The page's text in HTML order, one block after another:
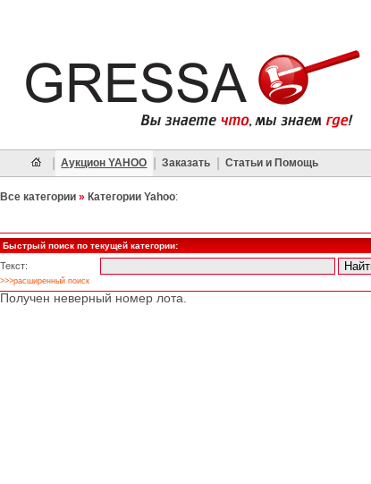
Аукцион YAHOO Заказать Статьи и Помощь
Все категории » Категории Yahoo:
Быстрый поиск по текущей категории:
Текст:
>>>расширенный поиск
Получен неверный номер лота.